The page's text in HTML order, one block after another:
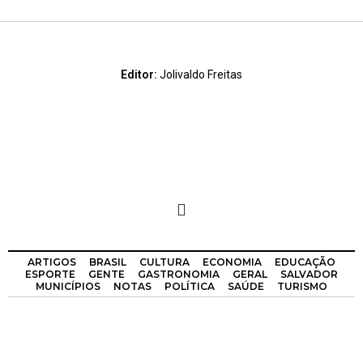
Editor: Jolivaldo Freitas
ARTIGOS BRASIL CULTURA ECONOMIA
EDUCAÇÃO
ESPORTE
GENTE GASTRONOMIA GERAL
SALVADOR
MUNICÍPIOS
NOTAS POLÍTICA SAÚDE TURISMO